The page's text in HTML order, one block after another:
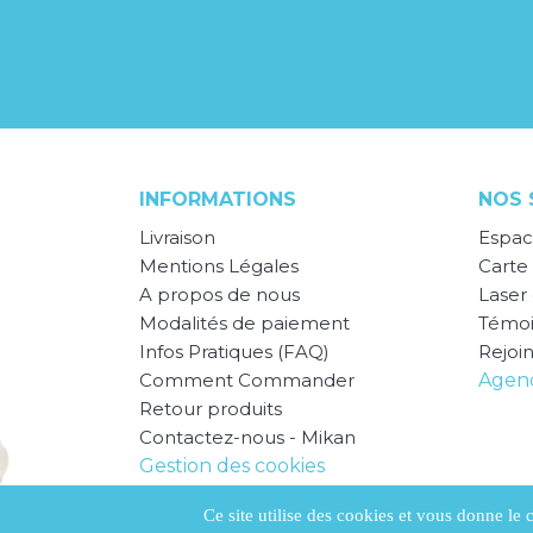
INFORMATIONS
Livraison
Mentions Légales
A propos de nous
Modalités de paiement
Infos Pratiques (FAQ)
Comment Commander
Retour produits
Contactez-nous - Mikan
Gestion des cookies
NOS
Ce site utilise des cookies et vous donne